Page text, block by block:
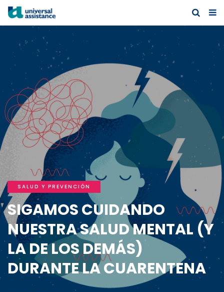
SALUD Y PREVENCIÓN
SIGAMOS CUIDANDO
NUESTRA SALUD MENTAL (Y
LA DE LOS DEMÁS)
DURANTE LA CUARENTENA